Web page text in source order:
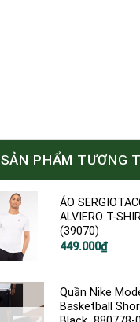
SẢN PHẨM TƯƠNG
ÁO
ALVIERO T-
(39070)
449.000₫
Quần Nike
Basketball